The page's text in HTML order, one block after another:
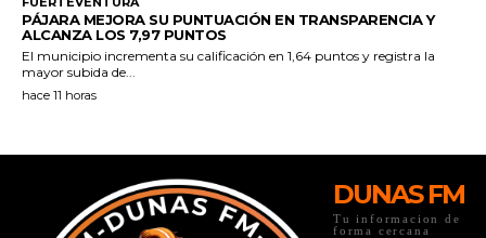
DUNAS FM
Tu informacion de
forma cercana